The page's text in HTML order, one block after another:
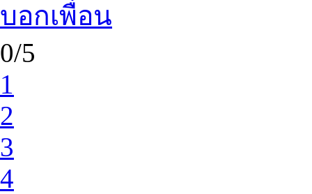
บอกเพื่อน
0/5
1
2
3
4